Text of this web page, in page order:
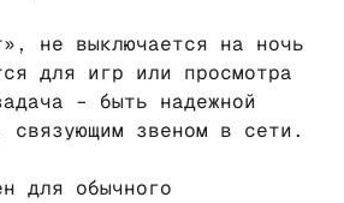
не выключается на ночь
для игр или просмотра
– быть надежной
связующим звеном в сети.
для обычного